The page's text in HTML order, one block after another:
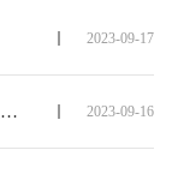
2023-09-17
2023-09-16